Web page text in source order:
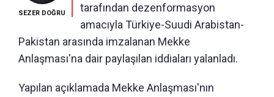
SEZER DOĞRU
tarafından dezenformasyon
amacıyla Türkiye-Suudi Arabistan-
Pakistan arasında imzalanan Mekke
Anlaşması'na dair paylaşılan iddiaları yalanladı.
Yapılan açıklamada Mekke Anlaşması'nın